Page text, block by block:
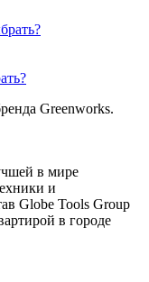
Greenworks.
в мире
и
Globe Tools Group
в городе